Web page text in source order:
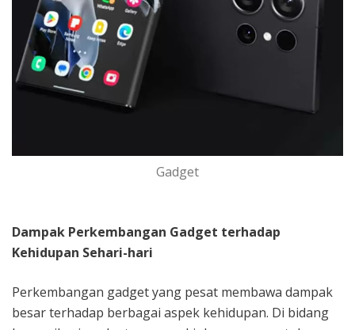
Gadget
Dampak Perkembangan Gadget terhadap
Kehidupan Sehari-hari
Perkembangan gadget yang pesat membawa dampak
besar terhadap berbagai aspek kehidupan. Di bidang